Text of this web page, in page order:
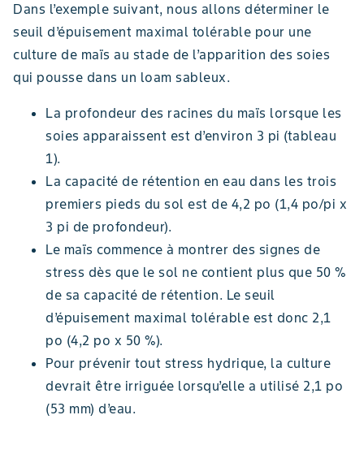
Dans l’exemple suivant, nous allons déterminer le
seuil d’épuisement maximal tolérable pour une
culture de maïs au stade de l’apparition des soies
qui pousse dans un loam sableux.
La profondeur des racines du maïs lorsque les
soies apparaissent est d’environ 3 pi (tableau
1).
La capacité de rétention en eau dans les trois
premiers pieds du sol est de 4,2 po (1,4 po/pi x
3 pi de profondeur).
Le maïs commence à montrer des signes de
stress dès que le sol ne contient plus que 50 %
de sa capacité de rétention. Le seuil
d’épuisement maximal tolérable est donc 2,1
po (4,2 po x 50 %).
Pour prévenir tout stress hydrique, la culture
devrait être irriguée lorsqu’elle a utilisé 2,1 po
(53 mm) d’eau.